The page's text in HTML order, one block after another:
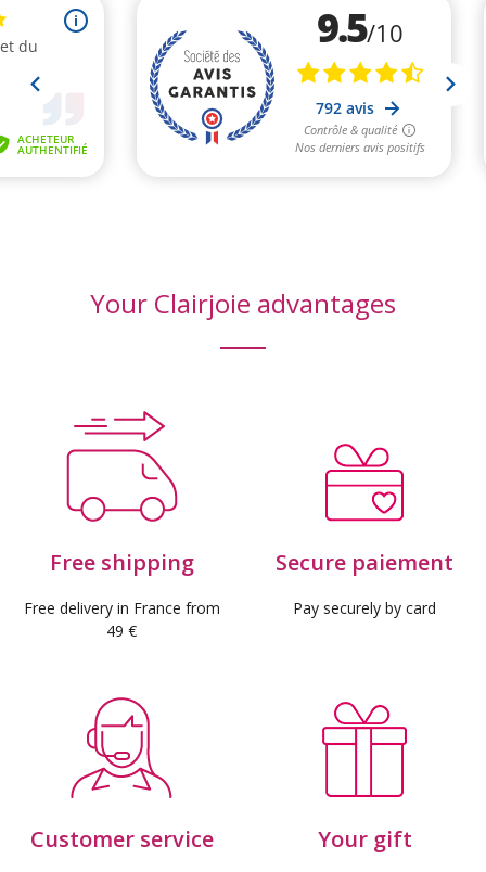
Your Clairjoie advantages
Free shipping
Free delivery in France from
49 €
Secure paiement
Pay securely by card
Customer service Your gift